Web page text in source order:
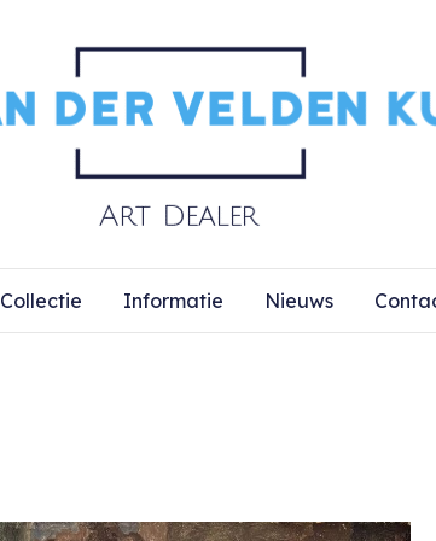
Collectie Informatie Nieuws